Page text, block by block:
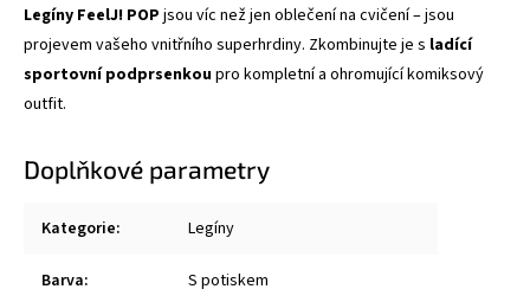
Legíny FeelJ! POP jsou víc než jen oblečení na cvičení – jsou
projevem vašeho vnitřního superhrdiny. Zkombinujte je s ladící
sportovní podprsenkoupro kompletní a ohromující komiksový
outfit.
Doplňkové parametry
Kategorie: Legíny
Barva: S potiskem